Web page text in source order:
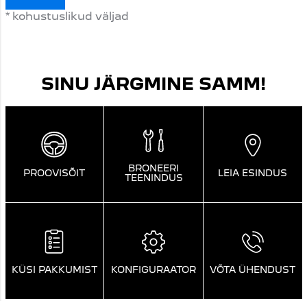
* kohustuslikud väljad
SINU JÄRGMINE SAMM!
PROOVISÕIT
BRONEERI
TEENINDUS
LEIA ESINDUS
KÜSI PAKKUMIST KONFIGURAATOR VÕTA ÜHENDUST